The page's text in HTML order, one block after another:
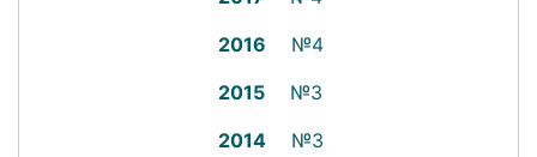
2016
№4
2015
№3
2014
№3